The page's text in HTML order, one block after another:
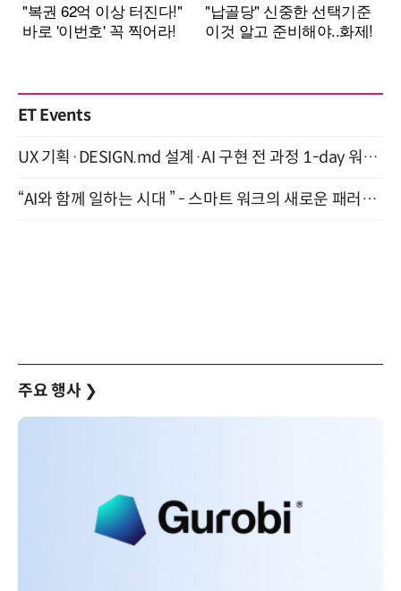
ET Events
UX 기획·DESIGN.md 설계·AI 구현 전 과정 1-day 워크숍 with Claude Code·Codex 9월 15일 개최
“AI와 함께 일하는 시대 ” - 스마트 워크의 새로운 패러다임 (9/11)
주요 행사 ❯